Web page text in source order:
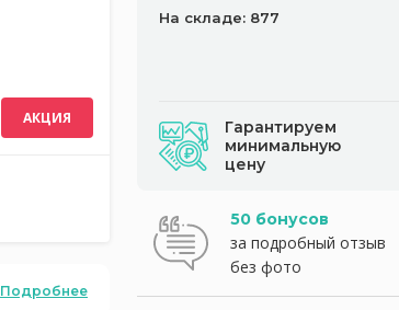
АКЦИЯ
Подробнее
На складе: 877
Гарантируем
минимальную
цену
50 бонусов
за подробный отзыв
без фото